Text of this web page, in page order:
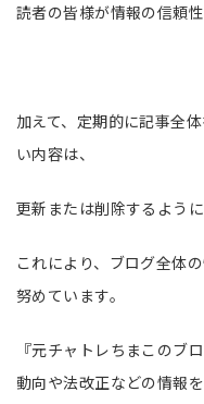
読者の皆様が情報の信頼
加えて、定期的に記事全
い内容は、
更新または削除するように
これにより、ブログ全体
努めています。
『元チャトレちまこのブ
動向や法改正などの情報を